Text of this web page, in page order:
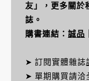
友」，更多關於
誌。
購書連結： 誠品
➤ 訂閱實體雜誌
➤ 單期購買請洽